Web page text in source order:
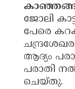
ജോലി
പേരെ
ആദ്യം
പരാതി
ചെയ്തു.